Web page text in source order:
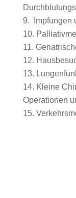
Impfungen
Kleine
Operationen